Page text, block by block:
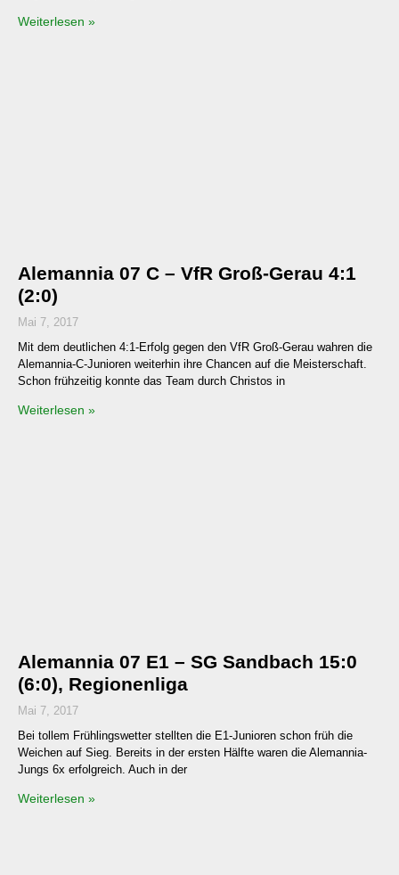
Weiterlesen »
Alemannia 07 C – VfR Groß-Gerau 4:1
(2:0)
Mai 7, 2017
Mit dem deutlichen 4:1-Erfolg gegen den VfR Groß-Gerau wahren die
Alemannia-C-Junioren weiterhin ihre Chancen auf die Meisterschaft.
Schon frühzeitig konnte das Team durch Christos in
Weiterlesen »
Alemannia 07 E1 – SG Sandbach 15:0
(6:0), Regionenliga
Mai 7, 2017
Bei tollem Frühlingswetter stellten die E1-Junioren schon früh die
Weichen auf Sieg. Bereits in der ersten Hälfte waren die Alemannia-
Jungs 6x erfolgreich. Auch in der
Weiterlesen »